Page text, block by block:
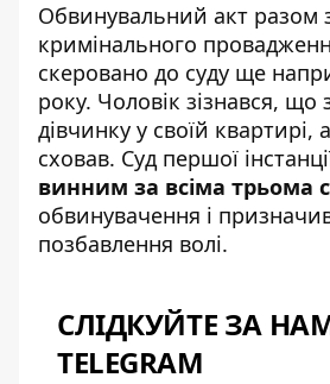
Обвинувальний акт разом
кримінального
скеровано до суду ще
року. Чоловік зізнався, що
дівчинку у своїй квартирі,
сховав. Суд першої
винним за всіма трьома
обвинувачення і
позбавлення волі.
СЛІДКУЙТЕ ЗА
TELEGRAM